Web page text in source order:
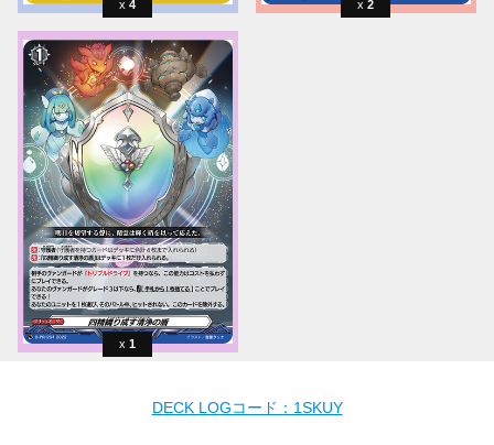
4 2
1
DECK LOGコード：1SKUY